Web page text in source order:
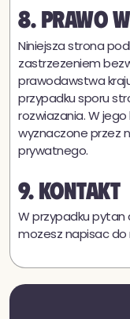
8. Prawo
Niniejsza strona
zastrzezeniem
prawodawstwa
przypadku sporu
rozwiazania. W
wyznaczone przez
prywatnego.
9. Kontakt
W przypadku pytan
mozesz napisac do